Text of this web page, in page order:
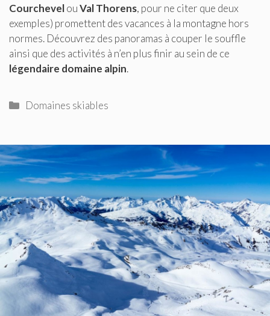
CourchevelouVal Thorens, pour ne citer que deux
exemples) promettent des vacances à la montagne hors
normes. Découvrez des panoramas à couper le souffle
ainsi que des activités à n’en plus finir au sein de ce
légendaire domaine alpin.
Catégories
Domaines skiables